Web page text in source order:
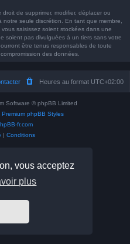
vous acceptez
plus
de supprimer, modifier, déplacer ou
notre seule discrétion. En tant que membre,
saisissez soient stockées dans une
soient pas divulguées à un tiers sans votre
être tenus responsables de toute
des données.
Heures au format UTC+02:00
Software © phpBB Limited
Premium phpBB Styles
fr.com
| Conditions